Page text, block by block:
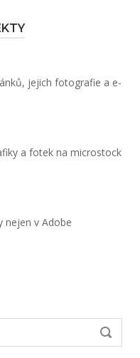
jejich fotografie a e-
a fotek na microstock
nejen v Adobe